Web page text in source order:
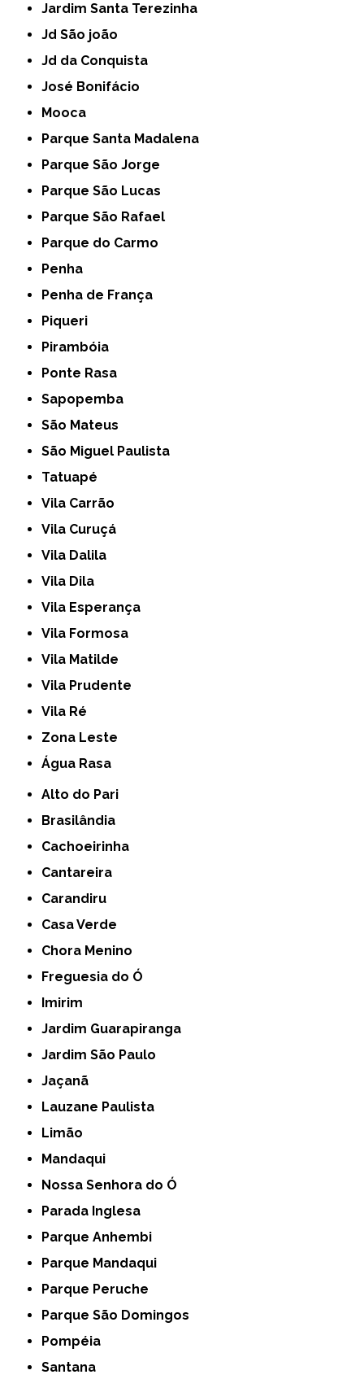
Jardim Santa Terezinha
Jd São joão
Jd da Conquista
José Bonifácio
Mooca
Parque Santa Madalena
Parque São Jorge
Parque São Lucas
Parque São Rafael
Parque do Carmo
Penha
Penha de França
Piqueri
Pirambóia
Ponte Rasa
Sapopemba
São Mateus
São Miguel Paulista
Tatuapé
Vila Carrão
Vila Curuçá
Vila Dalila
Vila Dila
Vila Esperança
Vila Formosa
Vila Matilde
Vila Prudente
Vila Ré
Zona Leste
Água Rasa
Alto do Pari
Brasilândia
Cachoeirinha
Cantareira
Carandiru
Casa Verde
Chora Menino
Freguesia do Ó
Imirim
Jardim Guarapiranga
Jardim São Paulo
Jaçanã
Lauzane Paulista
Limão
Mandaqui
Nossa Senhora do Ó
Parada Inglesa
Parque Anhembi
Parque Mandaqui
Parque Peruche
Parque São Domingos
Pompéia
Santana